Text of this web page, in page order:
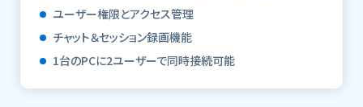
ユーザー権限とアクセス管理
チャット＆セッション録画機能
1台のPCに2ユーザーで同時接続可能